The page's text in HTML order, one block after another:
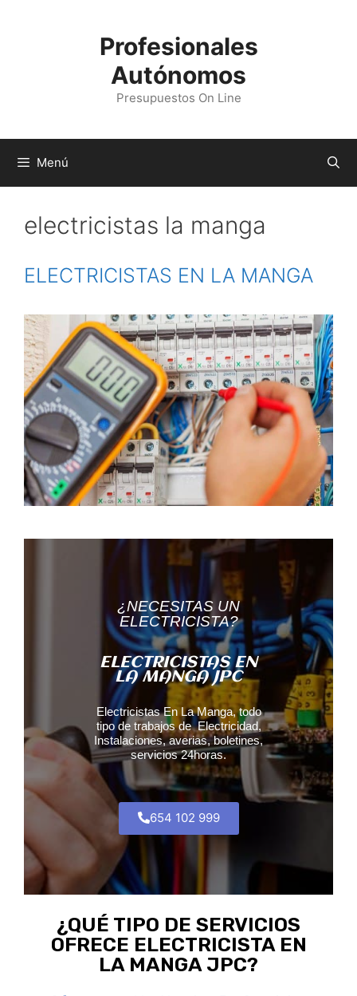
Profesionales
Autónomos
Presupuestos On Line
Menú
electricistas la manga
ELECTRICISTAS EN LA MANGA
¿NECESITAS UN
ELECTRICISTA?
ELECTRICISTAS EN
LA MANGA JPC
Electricistas En La Manga, todo
tipo de trabajos de Electricidad,
Instalaciones, averias, boletines,
servicios 24horas.
654 102 999
¿QUÉ TIPO DE SERVICIOS
OFRECE ELECTRICISTA EN
LA MANGA JPC?